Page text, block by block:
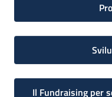
Il Fundraising per